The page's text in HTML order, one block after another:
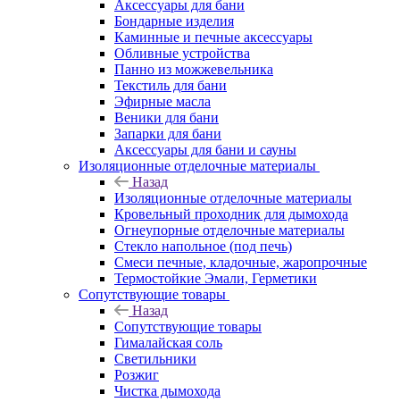
Аксессуары для бани
Бондарные изделия
Каминные и печные аксессуары
Обливные устройства
Панно из можжевельника
Текстиль для бани
Эфирные масла
Веники для бани
Запарки для бани
Аксессуары для бани и сауны
Изоляционные отделочные материалы
Назад
Изоляционные отделочные материалы
Кровельный проходник для дымохода
Огнеупорные отделочные материалы
Стекло напольное (под печь)
Смеси печные, кладочные, жаропрочные
Термостойкие Эмали, Герметики
Сопутствующие товары
Назад
Сопутствующие товары
Гималайская соль
Светильники
Розжиг
Чистка дымохода